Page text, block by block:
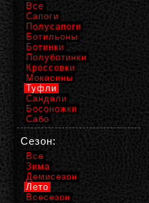
Все
Сапоги
Полусапоги
Ботильоны
Ботинки
Полуботинки
Кроссовки
Мокасины
Туфли
Сандали
Босоножки
Сабо
Сезон:
Все
Зима
Демисезон
Лето
Всесезон